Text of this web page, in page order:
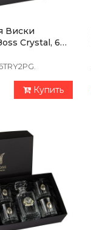
Виски
Crystal, 6
Купить